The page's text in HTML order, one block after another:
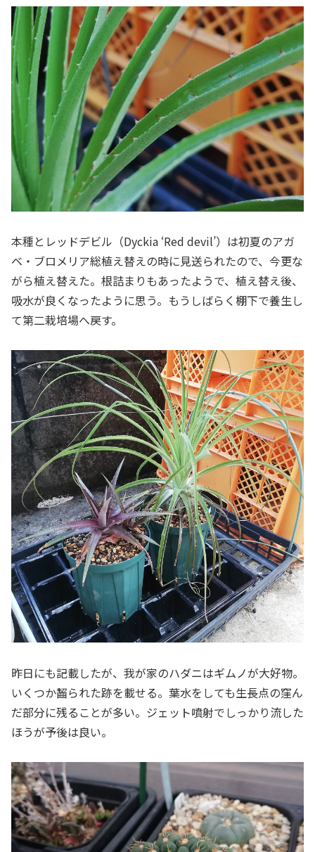
本種とレッドデビル（Dyckia ‘Red devil’）は初夏のアガ
ベ・ブロメリア総植え替えの時に見送られたので、今更な
がら植え替えた。根詰まりもあったようで、植え替え後、
吸水が良くなったように思う。もうしばらく棚下で養生し
て第二栽培場へ戻す。
昨日にも記載したが、我が家のハダニはギムノが大好物。
いくつか齧られた跡を載せる。葉水をしても生長点の窪ん
だ部分に残ることが多い。ジェット噴射でしっかり流した
ほうが予後は良い。